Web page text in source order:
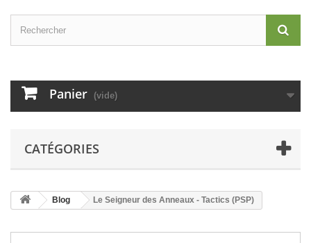
Panier (vide)
CATÉGORIES
Blog Le Seigneur des Anneaux - Tactics (PSP)